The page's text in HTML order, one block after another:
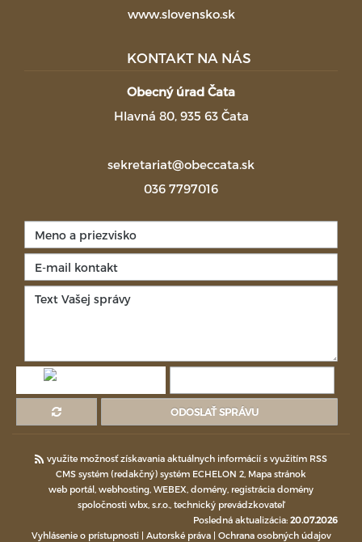
www.slovensko.sk
KONTAKT NA NÁS
Obecný úrad Čata
Hlavná 80, 935 63 Čata
sekretariat@obeccata.sk
036 7797016
ODOSLAŤ SPRÁVU
využite možnosť získavania aktuálnych informácií s využitím RSS
CMS systém (redakčný) systém ECHELON 2, Mapa stránok
web portál webhosting WEBEX domény registrácia domény
spoločnosti wbx, s.r.o., technický prevádzkovateľ
Posledná aktualizácia: 20.07.2026
Vyhlásenie o prístupnosti| Autorské práva| Ochrana osobných údajov